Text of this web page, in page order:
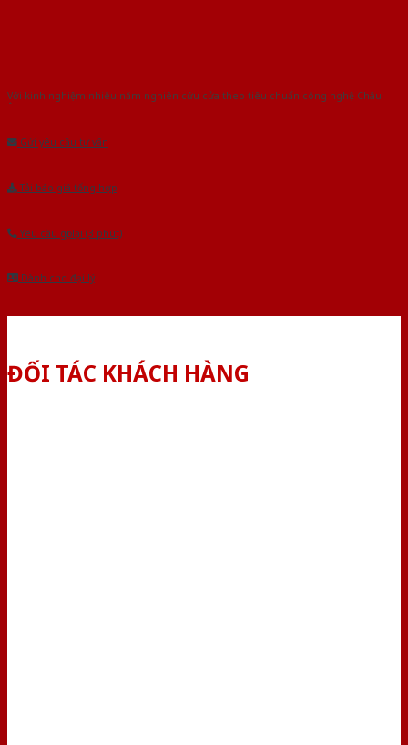
Với kinh nghiệm nhiêu năm nghiên cứu cửa theo tiêu chuẩn công nghệ Châu
Gửi yêu cầu tư vấn
Tải báo giá tổng hợp
Yêu cầu gọi lại (3 phút)
Dành cho đại lý
ĐỐI TÁC KHÁCH HÀNG